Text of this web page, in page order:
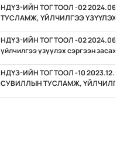
НДҮЗ-ИЙН ТОГТООЛ -02
ТУСЛАМЖ, ҮЙЛЧИЛГЭЭ ҮЗҮҮЛЭХ
НДҮЗ-ИЙН ТОГТООЛ -02
үйлчилгээ үзүүлэх сэргээн засах
НДҮЗ-ИЙН ТОГТООЛ -10
СУВИЛЛЫН ТУСЛАМЖ,